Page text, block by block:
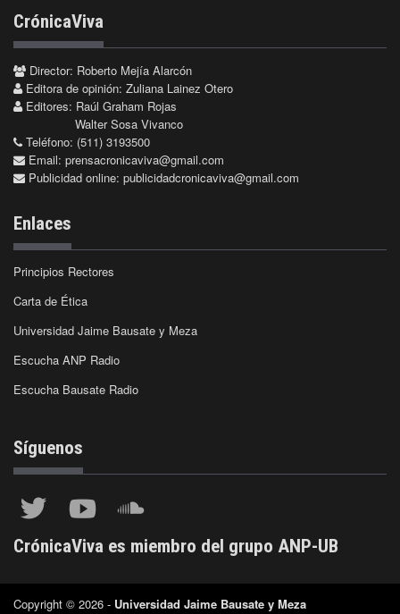
CrónicaViva
Director: Roberto Mejía Alarcón
Editora de opinión: Zuliana Lainez Otero
Editores: Raúl Graham Rojas
Walter Sosa Vivanco
Teléfono: (511) 3193500
Email: prensacronicaviva@gmail.com
Publicidad online: publicidadcronicaviva@gmail.com
Enlaces
Principios Rectores
Carta de Ética
Universidad Jaime Bausate y Meza
Escucha ANP Radio
Escucha Bausate Radio
Síguenos
CrónicaViva es miembro del grupo ANP-UB
Copyright © 2026 - Universidad Jaime Bausate y Meza